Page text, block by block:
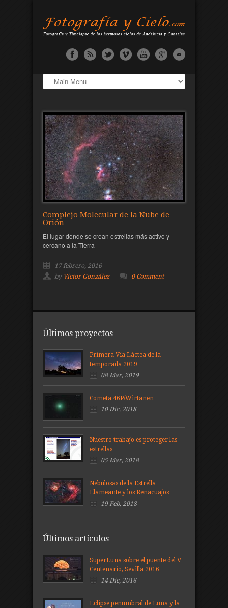
Complejo Molecular de la Nube de
Orión
El lugar donde se crean estrellas más activo y
cercano a la Tierra
17 febrero, 2016
by Víctor González 0 Comment
Últimos proyectos
Primera Vía Láctea de la
temporada 2019
08 Mar, 2019
Cometa 46P/Wirtanen
10 Dic, 2018
Nuestro trabajo es proteger las
estrellas
05 Mar, 2018
Nebulosas de la Estrella
Llameante y los Renacuajos
19 Feb, 2018
Últimos artículos
SuperLuna sobre el puente del V
Centenario, Sevilla 2016
14 Dic, 2016
Eclipse penumbral de Luna y la